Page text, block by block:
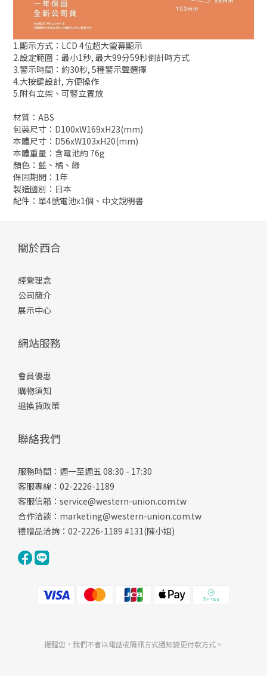
1.顯示方式：LCD 4位超大螢幕顯示
2.設定範圍：最小1秒, 最大99分59秒倒計時方式
3.警示時間：約30秒, 5種警示聲選擇
4.大按鍵設計, 方便操作
5.附有立架、可豎立置放
材質：ABS
包裝尺寸：D100xW169xH23(mm)
本體尺寸：D56xW103xH20(mm)
本體重量：含電池約 76g
顏色：藍、橘、綠
保固期間：1年
製造國別：日本
配件：單4號電池x1個、中文說明書
關於西合
經營理念
公司簡介
展示中心
網站服務
會員優惠
購物須知
退換貨政策
聯絡我們
服務時間：週一至週五 08:30 - 17:30
客服專線：02-2226-1189
客服信箱： service@western-union.com.tw
合作洽談： marketing@western-union.com.tw
禮贈品洽詢：02-2226-1189 #131(陳小姐)
提醒您，我們不會以電話或簡訊方式通知變更付款方式。